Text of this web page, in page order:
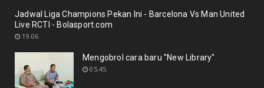
October 21, 2020
Membicarakan Kesiapan perpustakaan bagi
pemustaka baru
Jadwal Liga Champions Pekan Ini - Barcelona Vs Man United
Live RCTI - Bolasport.com
19.06
Mengobrol cara baru "New Library"
05.45